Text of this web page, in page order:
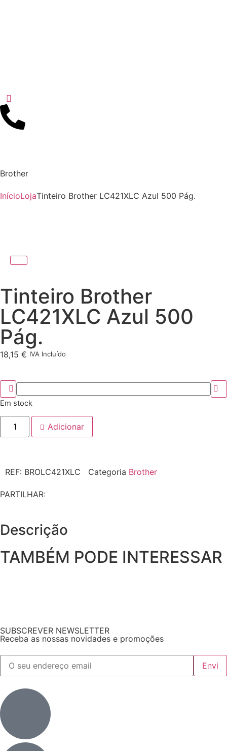
Brother
InícioLojaTinteiro Brother LC421XLC Azul 500 Pág.
Tinteiro Brother
LC421XLC Azul 500
Pág.
18,15 € IVA Incluído
Em stock
Adicionar
REF: BROLC421XLC Categoria Brother
PARTILHAR:
Descrição
TAMBÉM PODE INTERESSAR
SUBSCREVER NEWSLETTER
Receba as nossas novidades e promoções